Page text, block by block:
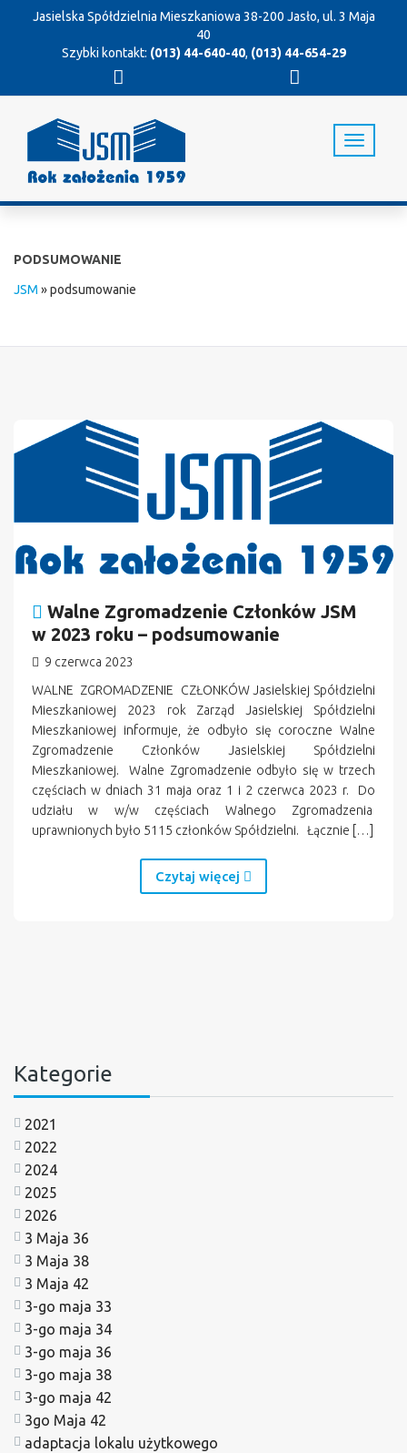
Jasielska Spółdzielnia Mieszkaniowa 38-200 Jasło, ul. 3 Maja
40
Szybki kontakt: (013) 44-640-40, (013) 44-654-29
T
o
PODSUMOWANIE
JSM »podsumowanie
Walne Zgromadzenie Członków JSM
w 2023 roku – podsumowanie
9 czerwca 2023
WALNE ZGROMADZENIE CZŁONKÓW Jasielskiej Spółdzielni
Mieszkaniowej 2023 rok Zarząd Jasielskiej Spółdzielni
Mieszkaniowej informuje, że odbyło się coroczne Walne
Zgromadzenie Członków Jasielskiej Spółdzielni
Mieszkaniowej. Walne Zgromadzenie odbyło się w trzech
częściach w dniach 31 maja oraz 1 i 2 czerwca 2023 r. Do
udziału w w/w częściach Walnego Zgromadzenia
uprawnionych było 5115 członków Spółdzielni. Łącznie […]
Czytaj więcej
Kategorie
2021
2022
2024
2025
2026
3 Maja 36
3 Maja 38
3 Maja 42
3-go maja 33
3-go maja 34
3-go maja 36
3-go maja 38
3-go maja 42
3go Maja 42
adaptacja lokalu użytkowego